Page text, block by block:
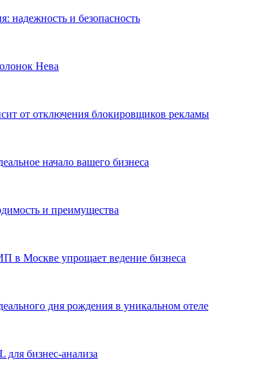
надежность и безопасность
Нева
от отключения блокировщиков рекламы
начало вашего бизнеса
и преимущества
в Москве упрощает ведение бизнеса
дня рождения в уникальном отеле
бизнес-анализа